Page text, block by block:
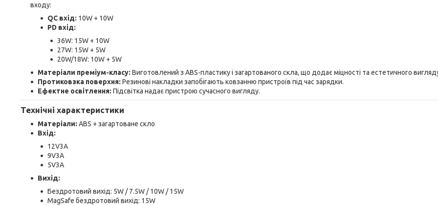
входу:
QC вхід: 10W + 10W
PD вхід:
36W: 15W + 10W
27W: 15W + 5W
20W/18W: 10W + 5W
Матеріали преміум-класу: Виготовлений з ABS-пластику і загартованого скла, що додає міцності та естетичного
Протиковзка поверхня: Резинові накладки запобігають ковзанню пристроїв під час зарядки.
Ефектне освітлення: Підсвітка надає пристрою сучасного вигляду.
Технічні характеристики
Матеріали: ABS + загартоване скло
Вхід:
12V3A
9V3A
5V3A
Вихід:
Бездротовий вихід: 5W / 7.5W / 10W / 15W
MagSafe бездротовий вихід: 15W